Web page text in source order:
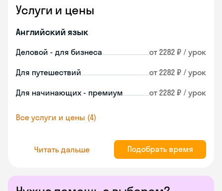
Услуги и цены
Английский язык
Деловой - для бизнеса от 2282 ₽ / урок
Для путешествий от 2282 ₽ / урок
Для начинающих - премиум от 2282 ₽ / урок
Все услуги и цены (4)
Читать дальше Подобрать время